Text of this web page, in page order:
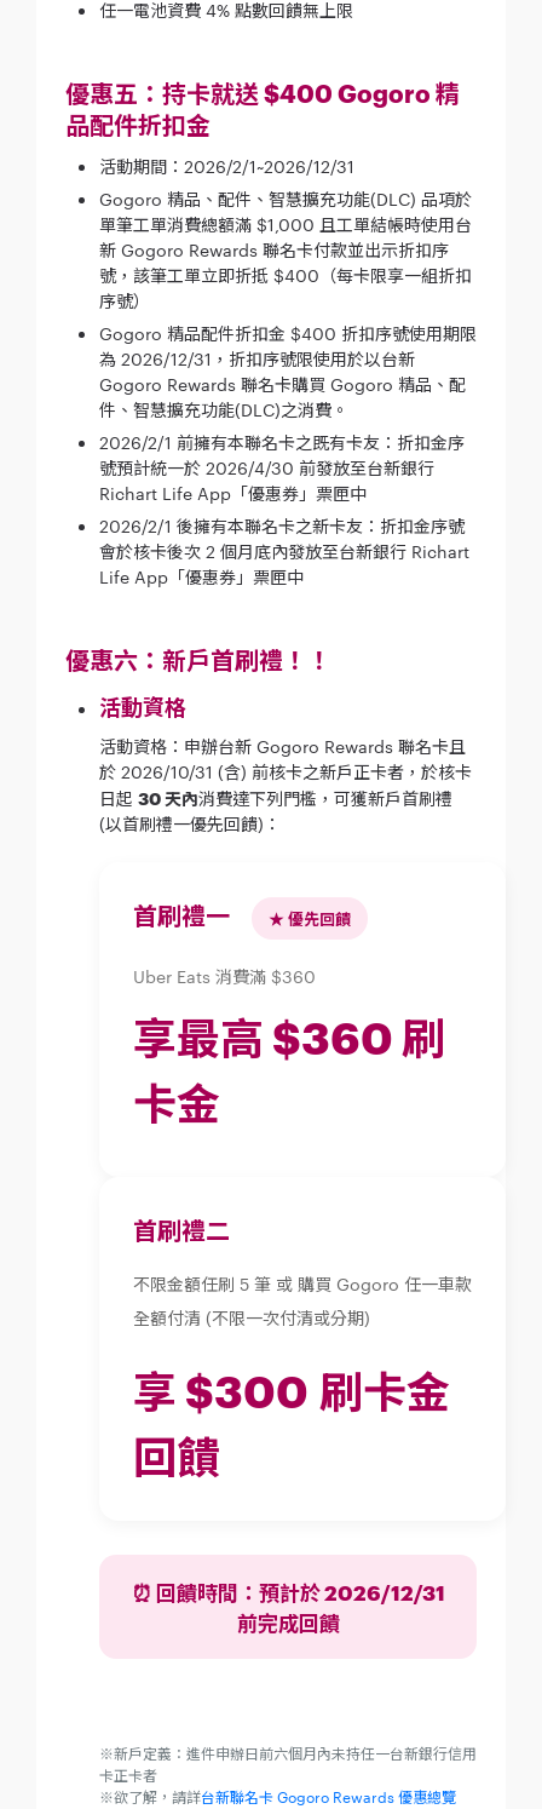
任一電池資費 4% 點數回饋無上限
優惠五：持卡就送 $400 Gogoro 精
品配件折扣金
活動期間：2026/2/1~2026/12/31
Gogoro 精品、配件、智慧擴充功能(DLC) 品項於
單筆工單消費總額滿 $1,000 且工單結帳時使用台
新 Gogoro Rewards 聯名卡付款並出示折扣序
號，該筆工單立即折抵 $400（每卡限享一組折扣
序號）
Gogoro 精品配件折扣金 $400 折扣序號使用期限
為 2026/12/31，折扣序號限使用於以台新
Gogoro Rewards 聯名卡購買 Gogoro 精品、配
件、智慧擴充功能(DLC)之消費。
2026/2/1 前擁有本聯名卡之既有卡友：折扣金序
號預計統一於 2026/4/30 前發放至台新銀行
Richart Life App「優惠券」票匣中
2026/2/1 後擁有本聯名卡之新卡友：折扣金序號
會於核卡後次 2 個月底內發放至台新銀行 Richart
Life App「優惠券」票匣中
優惠六：新戶首刷禮！！
活動資格
活動資格：申辦台新 Gogoro Rewards 聯名卡且
於 2026/10/31 (含) 前核卡之新戶正卡者，於核卡
日起 30 天內消費達下列門檻，可獲新戶首刷禮
(以首刷禮一優先回饋)：
首刷禮一 ★ 優先回饋
Uber Eats 消費滿 $360
享最高 $360 刷
卡金
首刷禮二
不限金額任刷 5 筆 或 購買 Gogoro 任一車款
全額付清 (不限一次付清或分期)
享 $300 刷卡金
回饋
⏰ 回饋時間：預計於 2026/12/31
前完成回饋
※新戶定義：進件申辦日前六個月內未持任一台新銀行信用
卡正卡者
※欲了解，請詳台新聯名卡 Gogoro Rewards 優惠總覽